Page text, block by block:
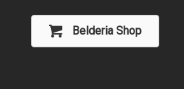
Belderia Shop